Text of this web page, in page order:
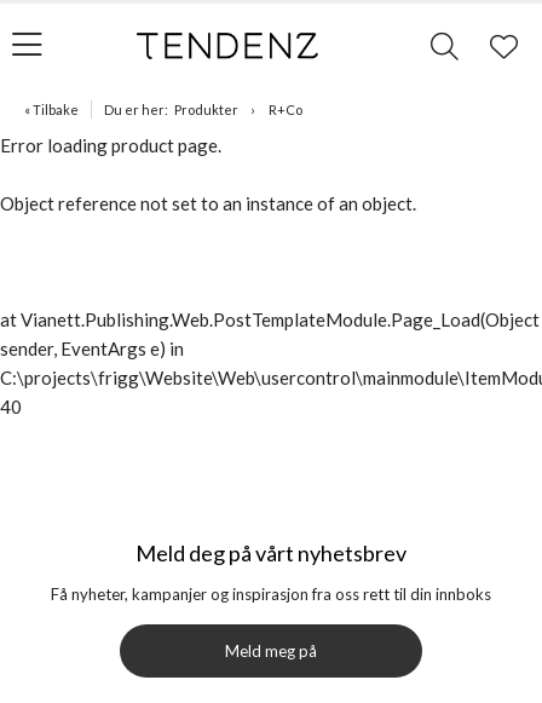
« Tilbake Du er her: Produkter R+Co
Error loading product page.
Object reference not set to an instance of an object.
at Vianett.Publishing.Web.PostTemplateModule.Page_Load(Object
sender, EventArgs e) in
40
Meld deg på vårt nyhetsbrev
Få nyheter, kampanjer og inspirasjon fra oss rett til din innboks
Meld meg på